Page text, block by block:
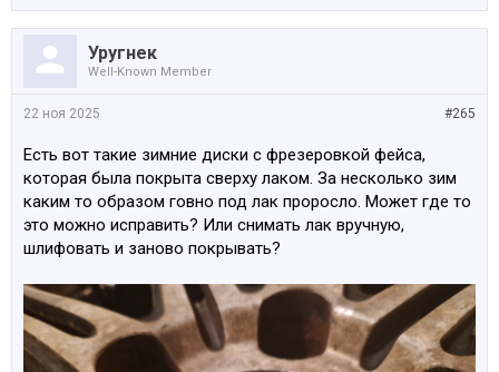
Уругнек
Well-Known Member
#265
22 ноя 2025
Есть вот такие зимние диски с фрезеровкой фейса,
которая была покрыта сверху лаком. За несколько зим
каким то образом говно под лак проросло. Может где то
это можно исправить? Или снимать лак вручную,
шлифовать и заново покрывать?